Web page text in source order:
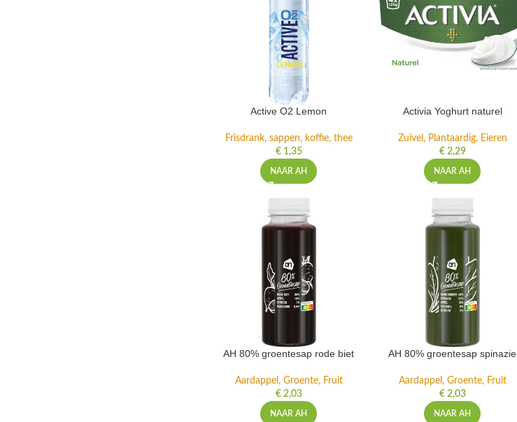
Active O2 Lemon
Frisdrank, sappen, koffie, thee
€1,35
NAAR AH
Activia Yoghurt naturel
Zuivel, Plantaardig, Eieren
€2,29
NAAR AH
AH 80% groentesap rode biet
Aardappel, Groente, Fruit
€2,03
NAAR AH
AH 80% groentesap spinazie
Aardappel, Groente, Fruit
€2,03
NAAR AH